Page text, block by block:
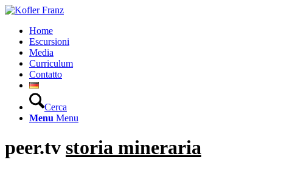
Home
Escursioni
Media
Curriculum
Contatto
Cerca
Menu Menu
peer.tv storia mineraria